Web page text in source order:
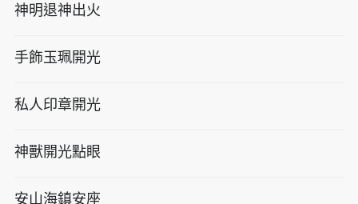
神明退神出火
手飾玉珮開光
私人印章開光
神獸開光點眼
安山海鎮安座